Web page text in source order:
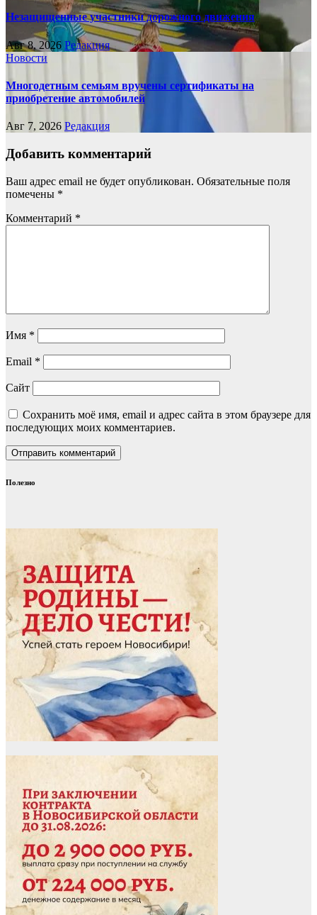
Незащищенные участники дорожного движения
Авг 8, 2026 Редакция
Новости
Многодетным семьям вручены сертификаты на
приобретение автомобилей
Авг 7, 2026 Редакция
Добавить комментарий
Ваш адрес email не будет опубликован. Обязательные поля
помечены *
Комментарий *
Имя *
Email *
Сайт
Сохранить моё имя, email и адрес сайта в этом браузере для
последующих моих комментариев.
Полезно